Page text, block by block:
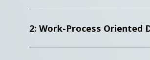
2: Work-Process Oriented